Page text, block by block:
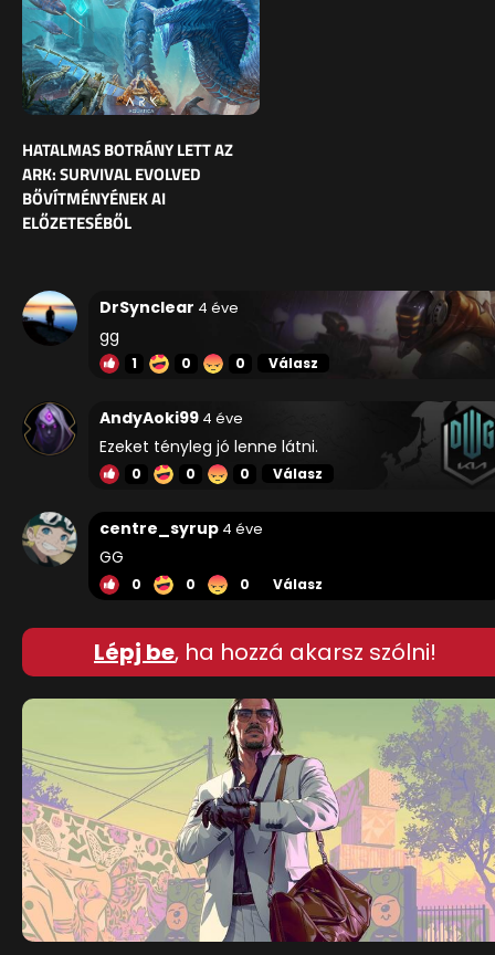
HATALMAS BOTRÁNY LETT AZ
ARK: SURVIVAL EVOLVED
BŐVÍTMÉNYÉNEK AI
ELŐZETESÉBŐL
DrSynclear 4 éve
gg
1 0 0 Válasz
AndyAoki99 4 éve
Ezeket tényleg jó lenne látni.
0 0 0 Válasz
centre_syrup 4 éve
GG
0 0 0 Válasz
Lépj be, ha hozzá akarsz szólni!